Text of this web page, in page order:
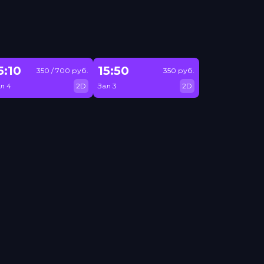
4
350 / 700 руб.
2D
15:50
Зал 3
350 руб.
2D